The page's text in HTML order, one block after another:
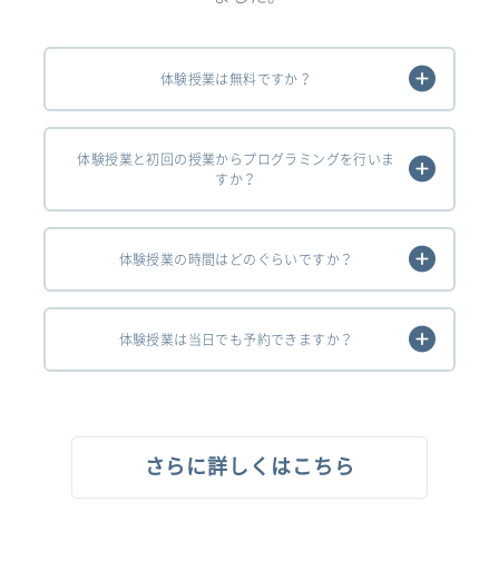
体験授業は無料ですか？
体験授業と初回の授業からプログラミングを行いま
すか？
体験授業の時間はどのぐらいですか？
体験授業は当日でも予約できますか？
さらに詳しくはこちら